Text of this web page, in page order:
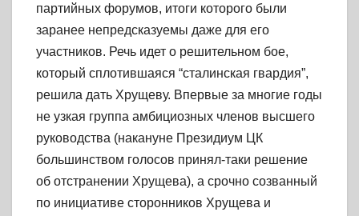
партийных форумов, итоги которого были
заранее непредсказуемы даже для его
участников. Речь идет о решительном бое,
который сплотившаяся “сталинская гвардия”,
решила дать Хрущеву. Впервые за многие годы
не узкая группа амбициозных членов высшего
руководства (накануне Президиум ЦК
большинством голосов принял-таки решение
об отстранении Хрущева), а срочно созванный
по инициативе сторонников Хрущева и